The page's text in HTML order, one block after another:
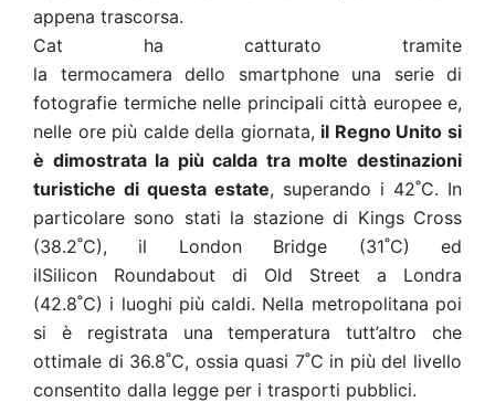
appena trascorsa.
Cat ha catturato tramite
la termocamera dello smartphone una serie di
fotografie termiche nelle principali città europee e,
nelle ore più calde della giornata, il Regno Unito si
è dimostrata la più calda tra molte destinazioni
turistiche di questa estate, superando i 42˚C. In
particolare sono stati la stazione di Kings Cross
(38.2˚C), il London Bridge (31˚C) ed
ilSilicon Roundabout di Old Street a Londra
(42.8˚C) i luoghi più caldi. Nella metropolitana poi
si è registrata una temperatura tutt’altro che
ottimale di 36.8˚C, ossia quasi 7˚C in più del livello
consentito dalla legge per i trasporti pubblici.